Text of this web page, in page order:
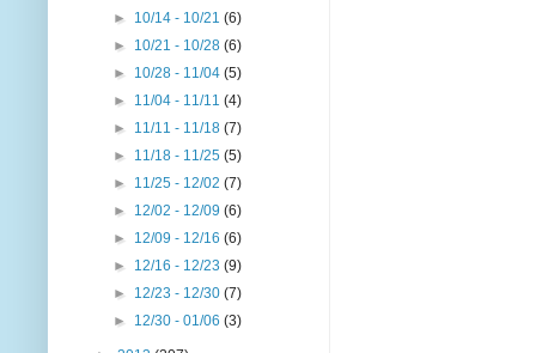
► 10/14 - 10/21(6)
► 10/21 - 10/28(6)
► 10/28 - 11/04(5)
► 11/04 - 11/11(4)
► 11/11 - 11/18(7)
► 11/18 - 11/25(5)
► 11/25 - 12/02(7)
► 12/02 - 12/09(6)
► 12/09 - 12/16(6)
► 12/16 - 12/23(9)
► 12/23 - 12/30(7)
► 12/30 - 01/06(3)